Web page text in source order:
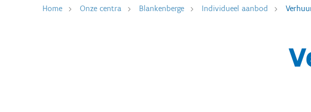
Home Onze centra Blankenberge Individueel aanbod